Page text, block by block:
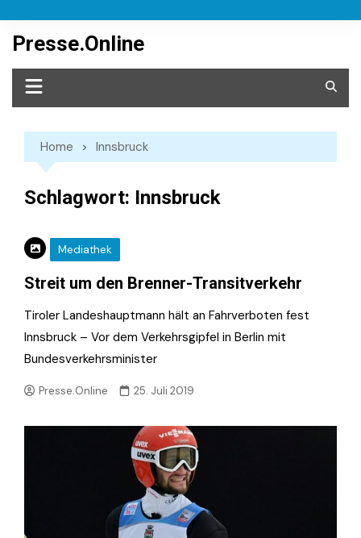
content
Presse.Online
Home Innsbruck
Schlagwort: Innsbruck
Mediathek
Streit um den Brenner-Transitverkehr
Tiroler Landeshauptmann hält an Fahrverboten fest
Innsbruck – Vor dem Verkehrsgipfel in Berlin mit
Bundesverkehrsminister
Presse.Online 25. Juli 2019